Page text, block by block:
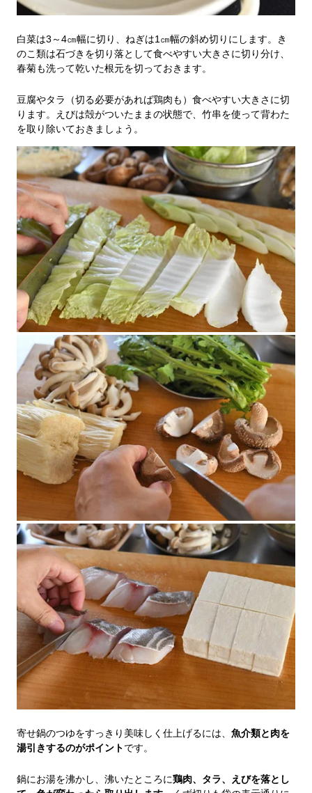
白菜は3～4㎝幅に切り、ねぎは1㎝幅の斜め切りにします。き
のこ類は石づきを切り落として食べやすい大きさに切り分け、
春菊も洗って乾いた根元を切っておきます。
豆腐やタラ（切る必要があれば鶏肉も）食べやすい大きさに切
ります。えびは殻がついたままの状態で、竹串を使って背わた
を取り除いておきましょう。
寄せ鍋のつゆをすっきり美味しく仕上げるには、 魚介類と肉を
湯引きするのがポイントです。
鍋にお湯を沸かし、沸いたところに鶏肉、タラ、えびを落とし